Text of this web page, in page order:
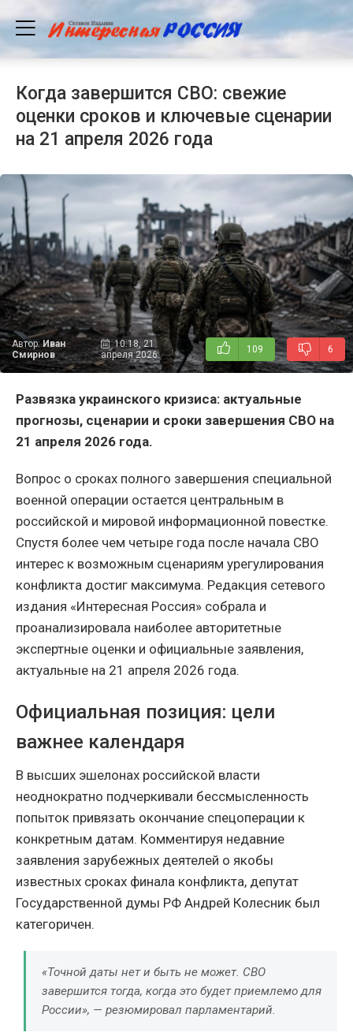
Когда завершится СВО: свежие
оценки сроков и ключевые сценарии
на 21 апреля 2026 года
Автор:Иван
Смирнов
10:18, 21
апреля 2026
109 6
Развязка украинского кризиса: актуальные
прогнозы, сценарии и сроки завершения СВО на
21 апреля 2026 года.
Вопрос о сроках полного завершения специальной
военной операции остается центральным в
российской и мировой информационной повестке.
Спустя более чем четыре года после начала СВО
интерес к возможным сценариям урегулирования
конфликта достиг максимума. Редакция сетевого
издания «Интересная Россия» собрала и
проанализировала наиболее авторитетные
экспертные оценки и официальные заявления,
актуальные на 21 апреля 2026 года.
Официальная позиция: цели
важнее календаря
В высших эшелонах российской власти
неоднократно подчеркивали бессмысленность
попыток привязать окончание спецоперации к
конкретным датам. Комментируя недавние
заявления зарубежных деятелей о якобы
известных сроках финала конфликта, депутат
Государственной думы РФ Андрей Колесник был
категоричен.
«Точной даты нет и быть не может. СВО
завершится тогда, когда это будет приемлемо для
России», — резюмировал парламентарий.